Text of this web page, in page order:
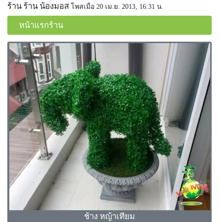
ร้าน ร้าน น้องมอส โพสเมื่อ 20 เม.ย. 2013, 16:31 น.
หน้าแรกร้าน
ช้าง หญ้าเทียม